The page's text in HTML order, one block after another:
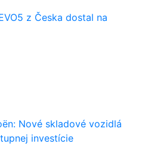
z Česka dostal na
Nové skladové vozidlá
investície